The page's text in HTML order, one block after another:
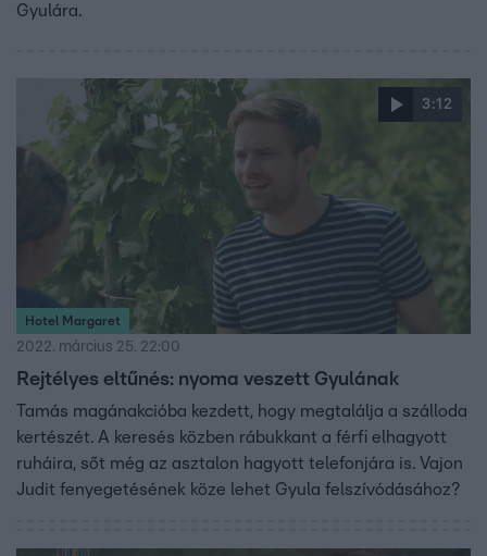
Gyulára.
3:12
Hotel Margaret
2022. március 25. 22:00
Rejtélyes eltűnés: nyoma veszett Gyulának
Tamás magánakcióba kezdett, hogy megtalálja a szálloda
kertészét. A keresés közben rábukkant a férfi elhagyott
ruháira, sőt még az asztalon hagyott telefonjára is. Vajon
Judit fenyegetésének köze lehet Gyula felszívódásához?